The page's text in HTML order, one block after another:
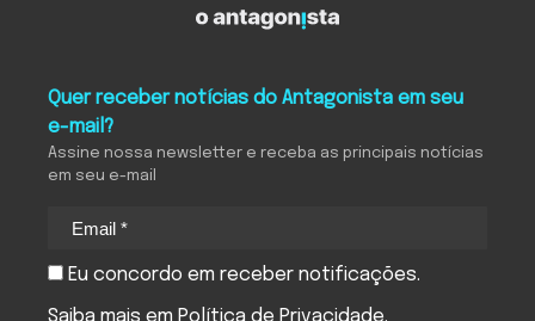
Quer receber notícias do Antagonista em seu
e-mail?
Assine nossa newsletter e receba as principais notícias
em seu e-mail
Eu concordo em receber notificações.
Saiba mais em Política de Privacidade.